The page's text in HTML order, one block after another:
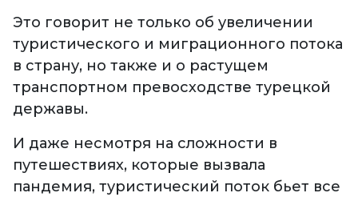
Это говорит не только об увеличении
туристического и миграционного потока
в страну, но также и о растущем
транспортном превосходстве турецкой
державы.
И даже несмотря на сложности в
путешествиях, которые вызвала
пандемия, туристический поток бьет все